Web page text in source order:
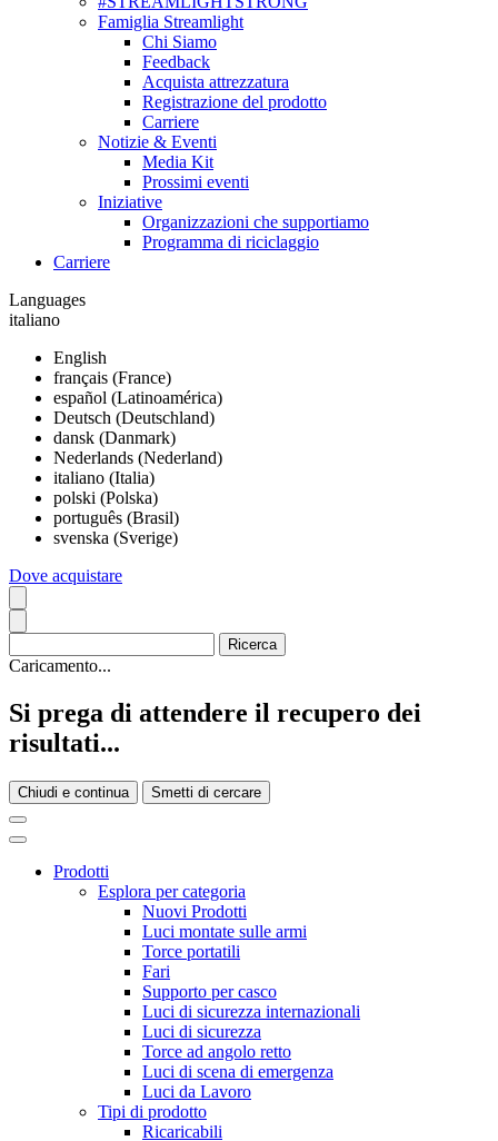
Famiglia Streamlight
Chi Siamo
Feedback
Acquista attrezzatura
Registrazione del prodotto
Carriere
Notizie & Eventi
Media Kit
Prossimi eventi
Iniziative
Organizzazioni che supportiamo
Programma di riciclaggio
Carriere
Languages
italiano
English
français (France)
español (Latinoamérica)
Deutsch (Deutschland)
dansk (Danmark)
Nederlands (Nederland)
italiano (Italia)
polski (Polska)
português (Brasil)
svenska (Sverige)
Dove acquistare
Caricamento...
Si prega di attendere il recupero dei
risultati...
Chiudi e continua Smetti di cercare
Prodotti
Esplora per categoria
Nuovi Prodotti
Luci montate sulle armi
Torce portatili
Fari
Supporto per casco
Luci di sicurezza internazionali
Luci di sicurezza
Torce ad angolo retto
Luci di scena di emergenza
Luci da Lavoro
Tipi di prodotto
Ricaricabili